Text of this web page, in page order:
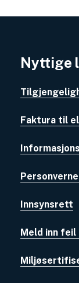
Nyttige
Faktura til
Innsynsrett
Meld inn